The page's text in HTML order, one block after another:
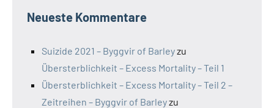
Neueste Kommentare
Suizide 2021 – Byggvir of Barleyzu
Übersterblichkeit – Excess Mortality – Teil 1
Übersterblichkeit – Excess Mortality – Teil 2 –
Zeitreihen – Byggvir of Barleyzu